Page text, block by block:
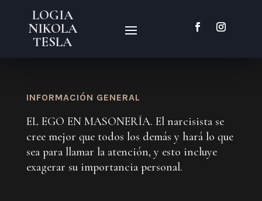
LOGIA
NIKOLA
TESLA
INFORMACIÓN GENERAL
EL EGO EN MASONERÍA. El narcisista se
cree mejor que todos los demás y hará lo que
sea para llamar la atención, y esto incluye
exagerar su importancia personal.